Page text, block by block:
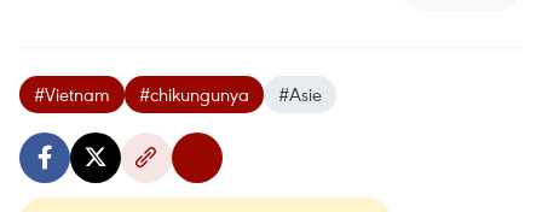
#Vietnam #chikungunya #Asie